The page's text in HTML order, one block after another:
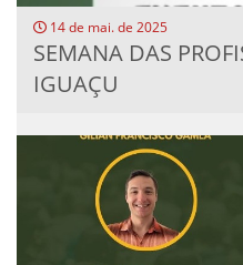
14 de mai. de 2025
SEMANA DAS
IGUAÇU